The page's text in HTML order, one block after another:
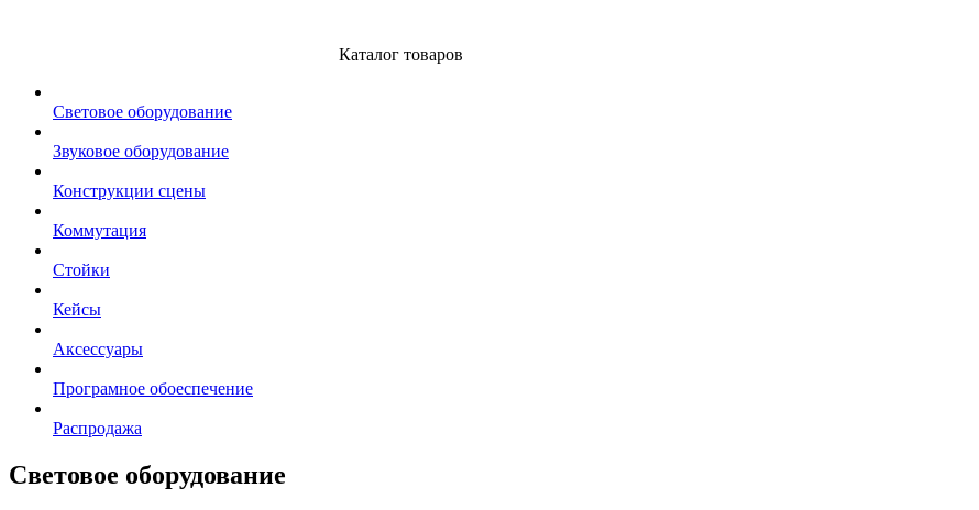
Каталог товаров
Световое оборудование
Звуковое оборудование
Конструкции сцены
Коммутация
Стойки
Кейсы
Аксессуары
Програмное обоеспечение
Распродажа
Световое оборудование